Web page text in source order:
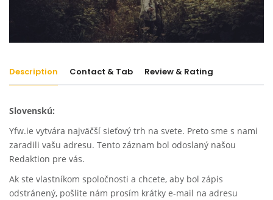
Description Contact & Tab Review & Rating
Slovenskú:
Yfw.ie vytvára najväčší sieťový trh na svete. Preto sme s nami
zaradili vašu adresu. Tento záznam bol odoslaný našou
Redaktion pre vás.
Ak ste vlastníkom spoločnosti a chcete, aby bol zápis
odstránený, pošlite nám prosím krátky e-mail na adresu